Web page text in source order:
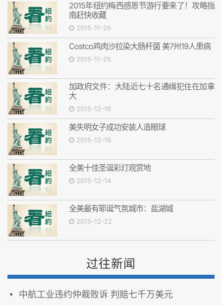
2015年纽约梅西感恩节游行要来了！攻略指
南赶快收藏
2015-11-26
Costco鸡肉沙拉染大肠杆菌 美7州19人患病
2015-11-25
加政府文件：大陆近七十名通缉犯住在加拿
大
2015-12-16
美失明女子成功安装人造眼球
2015-12-19
全美十佳圣诞彩灯观赏地
2015-12-14
全美最有耶诞气氛城市：盐湖城
2015-12-22
过往新闻
中航工业违约仲裁败诉 判赔七千万美元